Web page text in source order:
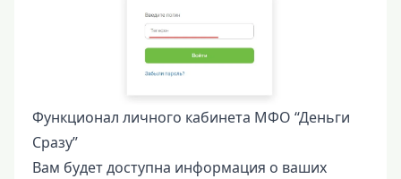
Функционал личного кабинета МФО “Деньги
Сразу”
Вам будет доступна информация о ваших